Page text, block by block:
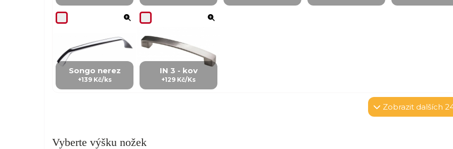
Songo nerez
+139 Kč/ks
IN 3 - kov
+129 Kč/Ks
Zobrazit dalších
Vyberte výšku nožek